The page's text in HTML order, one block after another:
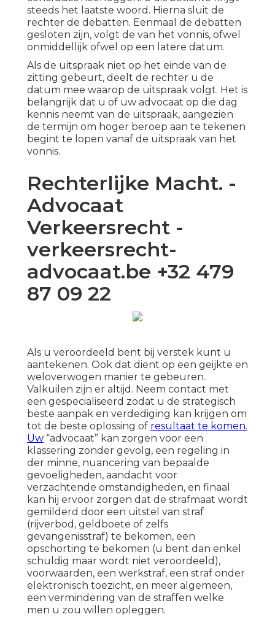
steeds het laatste woord. Hierna sluit de
rechter de debatten. Eenmaal de debatten
gesloten zijn, volgt de van het vonnis, ofwel
onmiddellijk ofwel op een latere datum.
Als de uitspraak niet op het einde van de
zitting gebeurt, deelt de rechter u de
datum mee waarop de uitspraak volgt. Het is
belangrijk dat u of uw advocaat op die dag
kennis neemt van de uitspraak, aangezien
de termijn om hoger beroep aan te tekenen
begint te lopen vanaf de uitspraak van het
vonnis.
Rechterlijke Macht. -
Advocaat
Verkeersrecht -
verkeersrecht-
advocaat.be +32 479
87 09 22
Als u veroordeeld bent bij verstek kunt u
aantekenen. Ook dat dient op een geijkte en
weloverwogen manier te gebeuren.
Valkuilen zijn er altijd. Neem contact met
een gespecialiseerd zodat u de strategisch
beste aanpak en verdediging kan krijgen om
tot de beste oplossing of resultaat te komen.
Uw “advocaat” kan zorgen voor een
klassering zonder gevolg, een regeling in
der minne, nuancering van bepaalde
gevoeligheden, aandacht voor
verzachtende omstandigheden, en finaal
kan hij ervoor zorgen dat de strafmaat wordt
gemilderd door een uitstel van straf
(rijverbod, geldboete of zelfs
gevangenisstraf) te bekomen, een
opschorting te bekomen (u bent dan enkel
schuldig maar wordt niet veroordeeld),
voorwaarden, een werkstraf, een straf onder
elektronisch toezicht, en meer algemeen,
een vermindering van de straffen welke
men u zou willen opleggen.